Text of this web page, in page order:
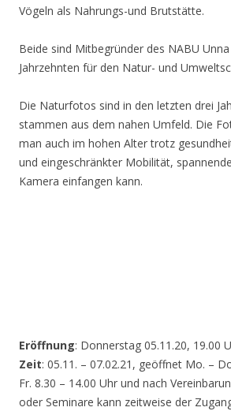
Vögeln als Nahrungs-und Brutstätte.
Beide sind Mitbegründer des NABU
Jahrzehnten für den Natur- und
Die Naturfotos sind in den letzten drei
stammen aus dem nahen Umfeld. Die
man auch im hohen Alter trotz
und eingeschränkter Mobilität,
Kamera einfangen kann.
Eröffnung: Donnerstag 05.11.20, 19.00
Zeit: 05.11. – 07.02.21, geöffnet Mo. –
Fr. 8.30 – 14.00 Uhr und nach
oder Seminare kann zeitweise der